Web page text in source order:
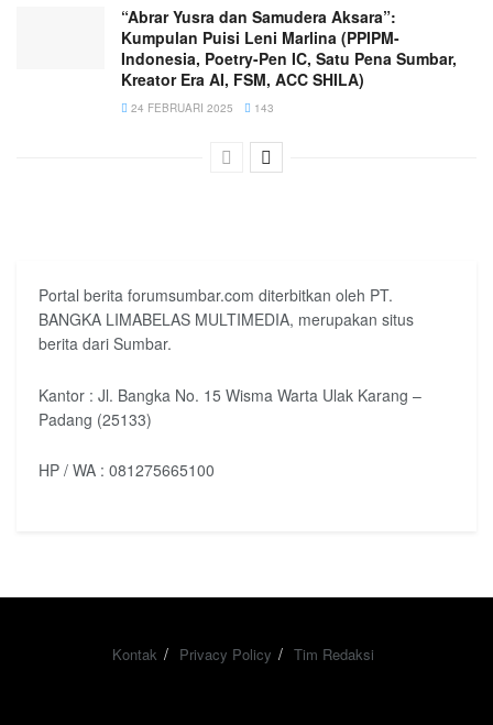
“Abrar Yusra dan Samudera Aksara”:
Kumpulan Puisi Leni Marlina (PPIPM-
Indonesia, Poetry-Pen IC, Satu Pena Sumbar,
Kreator Era AI, FSM, ACC SHILA)
24 FEBRUARI 2025 143
Portal berita forumsumbar.com diterbitkan oleh PT.
BANGKA LIMABELAS MULTIMEDIA, merupakan situs
berita dari Sumbar.
Kantor : Jl. Bangka No. 15 Wisma Warta Ulak Karang –
Padang (25133)
HP / WA : 081275665100
Kontak Privacy Policy Tim Redaksi